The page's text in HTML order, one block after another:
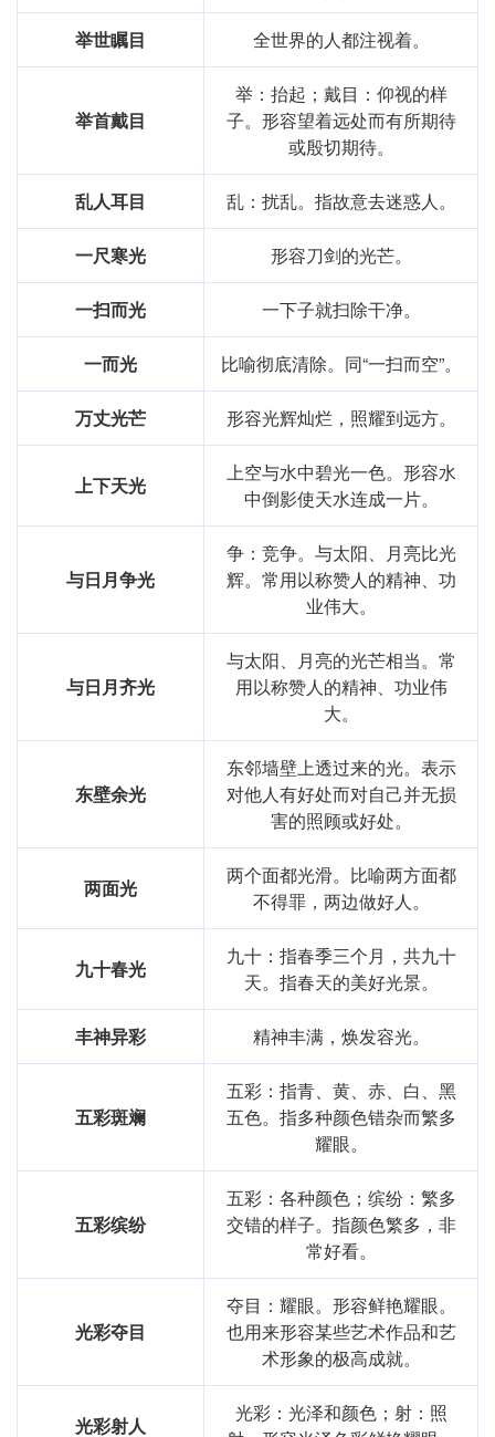
举世瞩目 全世界的人都注视着。
举首戴目
举：抬起；戴目：仰视的样
子。形容望着远处而有所期待
或殷切期待。
乱人耳目 乱：扰乱。指故意去迷惑人。
一尺寒光 形容刀剑的光芒。
一扫而光 一下子就扫除干净。
一而光 比喻彻底清除。同“一扫而空”。
万丈光芒 形容光辉灿烂，照耀到远方。
上下天光
上空与水中碧光一色。形容水
中倒影使天水连成一片。
与日月争光
争：竞争。与太阳、月亮比光
辉。常用以称赞人的精神、功
业伟大。
与日月齐光
与太阳、月亮的光芒相当。常
用以称赞人的精神、功业伟
大。
东壁余光
东邻墙壁上透过来的光。表示
对他人有好处而对自己并无损
害的照顾或好处。
两面光
两个面都光滑。比喻两方面都
不得罪，两边做好人。
九十春光
九十：指春季三个月，共九十
天。指春天的美好光景。
丰神异彩 精神丰满，焕发容光。
五彩斑斓
五彩：指青、黄、赤、白、黑
五色。指多种颜色错杂而繁多
耀眼。
五彩缤纷
五彩：各种颜色；缤纷：繁多
交错的样子。指颜色繁多，非
常好看。
光彩夺目
夺目：耀眼。形容鲜艳耀眼。
也用来形容某些艺术作品和艺
术形象的极高成就。
光彩射人
光彩：光泽和颜色；射：照